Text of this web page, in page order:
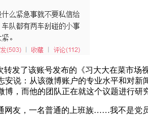
发了该账号发布的《习大大在菜市
说：从该微博账户的专业水平和对
，而他的团队正在就这个议题进行研
网友，一名普通的上班族……我不是